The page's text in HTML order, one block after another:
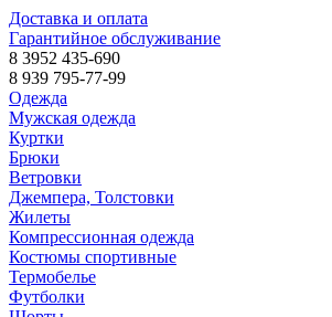
Доставка и оплата
Гарантийное обслуживание
8 3952 435-690
8 939 795-77-99
Одежда
Мужская одежда
Куртки
Брюки
Ветровки
Джемпера, Толстовки
Жилеты
Компрессионная одежда
Костюмы спортивные
Термобелье
Футболки